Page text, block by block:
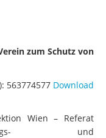
zum Schutz von
563774577 Download
Wien – Referat
und